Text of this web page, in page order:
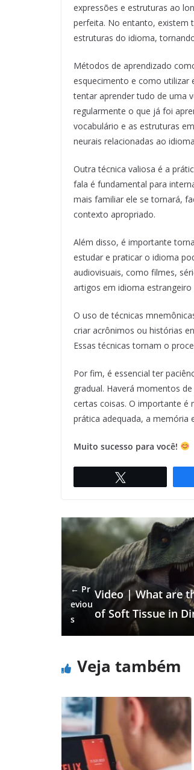
expressões e estruturas ao
perfeita. No entanto, existem
estruturas do idioma,
Métodos de aprendizado
esquecimento e como utilizar
tentar aprender tudo de uma
regularmente o que já foi
vocabulário e as estruturas
neurais relacionadas ao
Outra técnica valiosa é a
fala é fundamental para
mais familiar ele se tornará,
contexto apropriado.
Além disso, é importante
estudar e praticar o idioma
audiovisuais, como filmes,
artigos em idioma
O uso de técnicas
criar acrônimos ou histórias
Essas técnicas tornam o
Por fim, é essencial ter
gradual. Haverá momentos
certas coisas. O importante é
prática adequada, a memória
Muito sucesso para você!
← Pr
eviou
s
Video | What are
of Soft Tissue in
Veja também